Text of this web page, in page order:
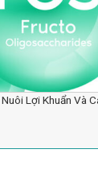
Lợi Khuẩn Và